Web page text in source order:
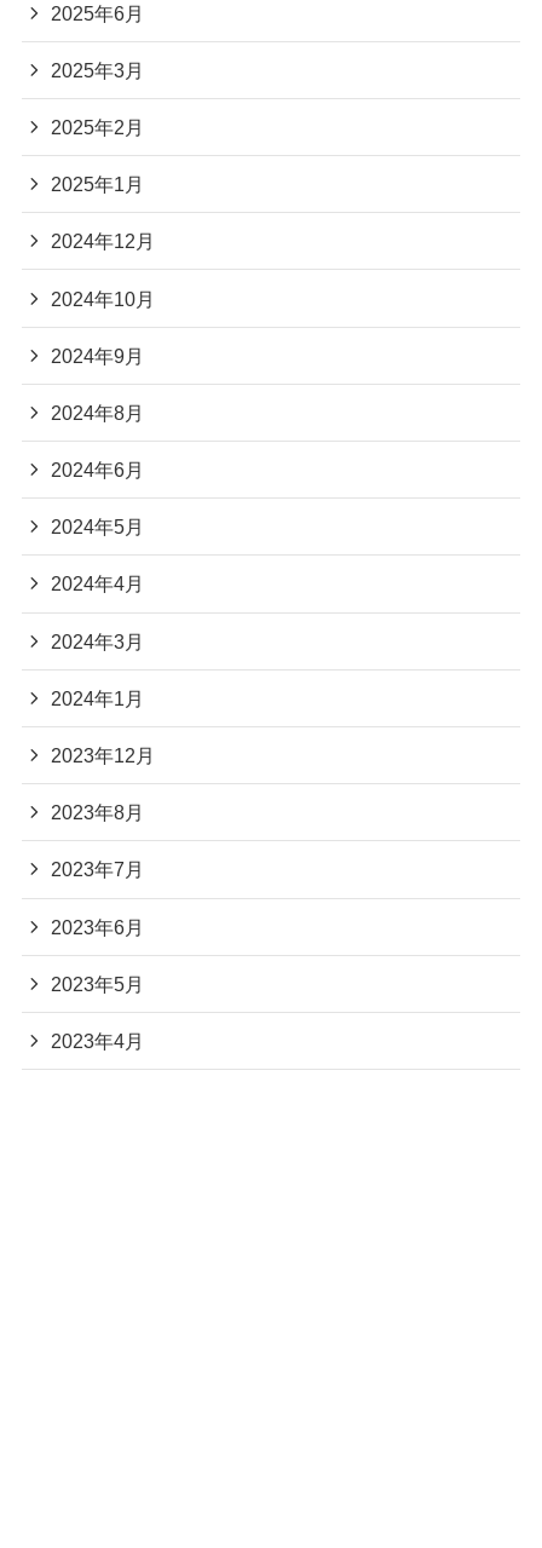
2025年6月
2025年3月
2025年2月
2025年1月
2024年12月
2024年10月
2024年9月
2024年8月
2024年6月
2024年5月
2024年4月
2024年3月
2024年1月
2023年12月
2023年8月
2023年7月
2023年6月
2023年5月
2023年4月